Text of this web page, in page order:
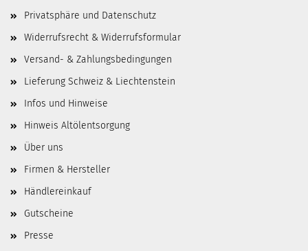
Privatsphäre und Datenschutz
Widerrufsrecht & Widerrufsformular
Versand- & Zahlungsbedingungen
Lieferung Schweiz & Liechtenstein
Infos und Hinweise
Hinweis Altölentsorgung
Über uns
Firmen & Hersteller
Händlereinkauf
Gutscheine
Presse